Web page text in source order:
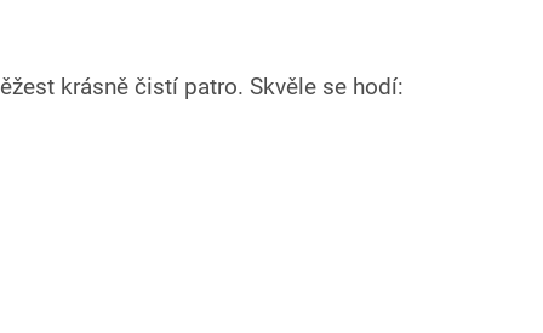
krásně čistí patro. Skvěle se hodí: